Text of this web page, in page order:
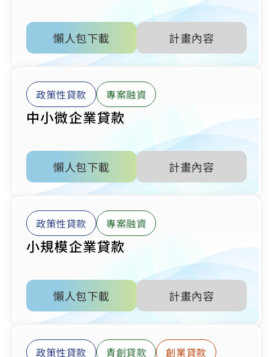
懶人包下載 計畫內容
政策性貸款 專案融資
中小微企業貸款
懶人包下載 計畫內容
政策性貸款 專案融資
小規模企業貸款
懶人包下載 計畫內容
政策性貸款 青創貸款 創業貸款